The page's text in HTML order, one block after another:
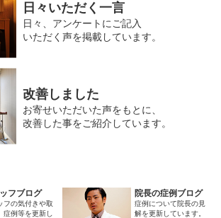
日々いただく一言
日々、アンケートにご記入
いただく声を掲載しています。
改善しました
お寄せいただいた声をもとに、
改善した事をご紹介しています。
フブログ
フの気付きや取
症例等を更新し
院長の症例ブログ
症例について院長の見
解を更新しています。